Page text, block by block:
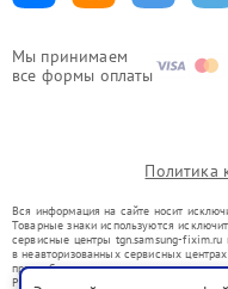
Мы принимаем
все формы оплаты
Политика
Вся информация на сайте носит
Товарные знаки используются
сервисные центры tgn.samsung-fixim.ru
в неавторизованных сервисных
правообладателями товарных знаков
Ремонт осуществляется для устройств,